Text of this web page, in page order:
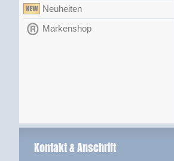
Neuheiten
Markenshop
Kontakt & Anschrift